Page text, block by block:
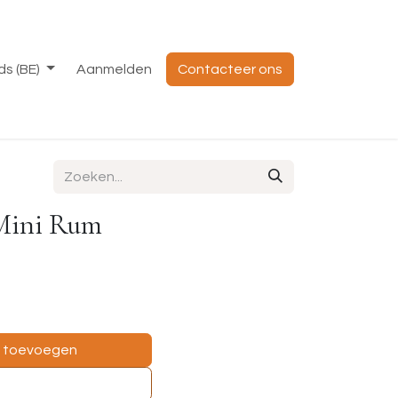
(BE) Aanmelden Contacteer ons
Rum
toevoegen